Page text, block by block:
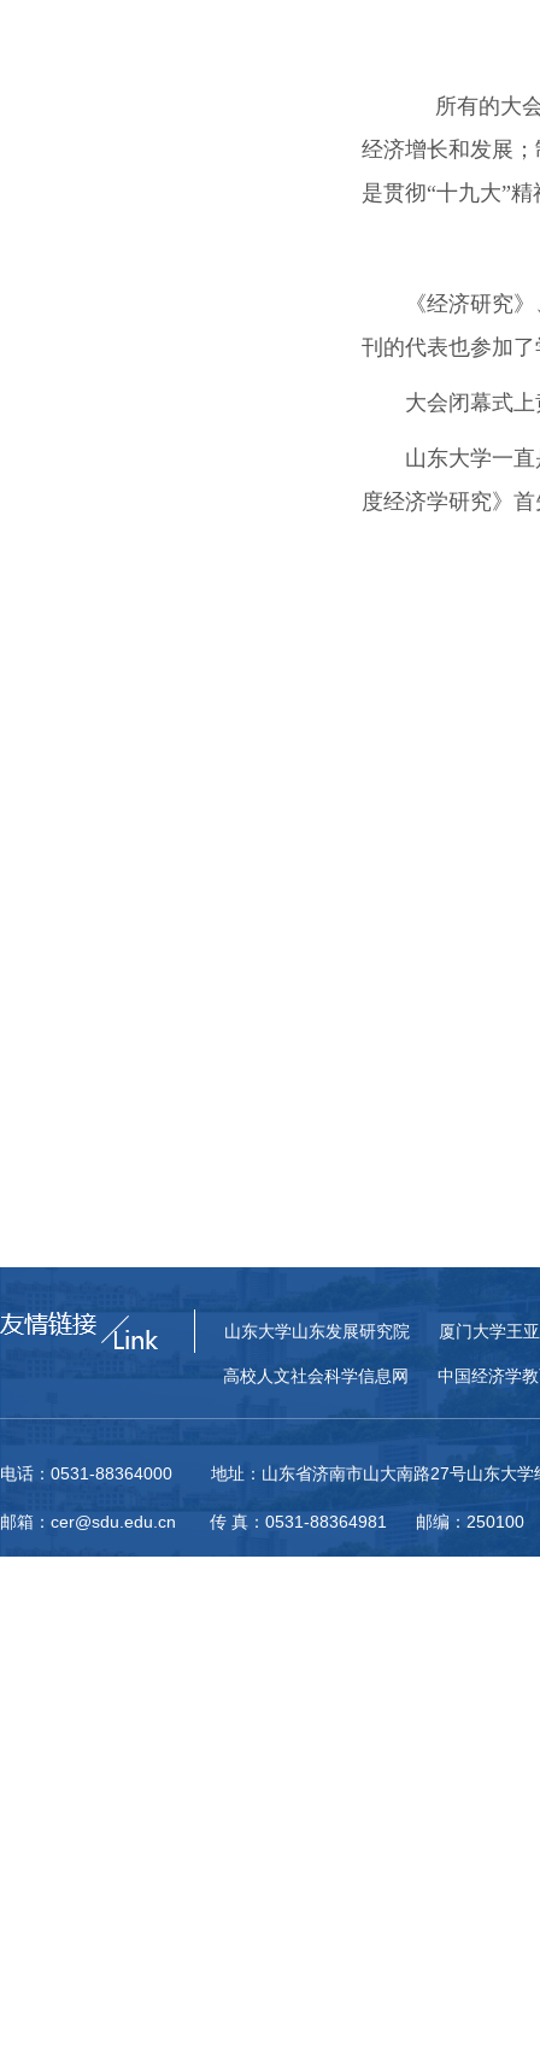
所有的大会
经济增长和发展
是贯彻“十九大”
《经济研究
刊的代表也参加
大会闭幕式
山东大学一
度经济学研究》
山东大学山东发展研究院 厦门大学王
高校人文社会科学信息网 中国经济学
电话：0531-88364000 地址：山东省济南市山大南路27号山东大学
邮箱：cer@sdu.edu.cn 传 真：0531-88364981 邮编：250100